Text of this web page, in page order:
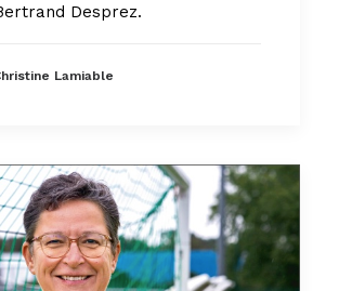
Desprez.
Lamiable